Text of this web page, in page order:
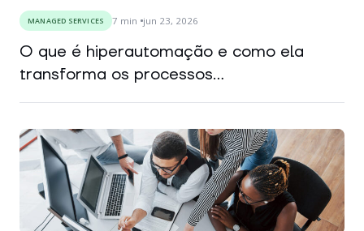
MANAGED SERVICES 7 min jun 23, 2026
O que é hiperautomação e como ela
transforma os processos...